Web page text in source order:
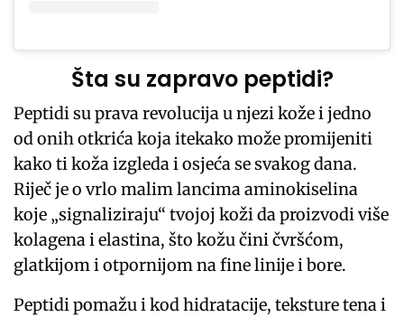
Šta su zapravo peptidi?
Peptidi su prava revolucija u njezi kože i jedno
od onih otkrića koja itekako može promijeniti
kako ti koža izgleda i osjeća se svakog dana.
Riječ je o vrlo malim lancima aminokiselina
koje „signaliziraju“ tvojoj koži da proizvodi više
kolagena i elastina, što kožu čini čvršćom,
glatkijom i otpornijom na fine linije i bore.
Peptidi pomažu i kod hidratacije, teksture tena i